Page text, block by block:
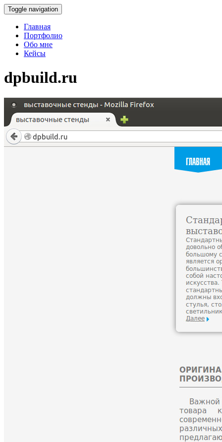
Toggle navigation
Главная
Портфолио
Обо мне
Кейсы
dpbuild.ru